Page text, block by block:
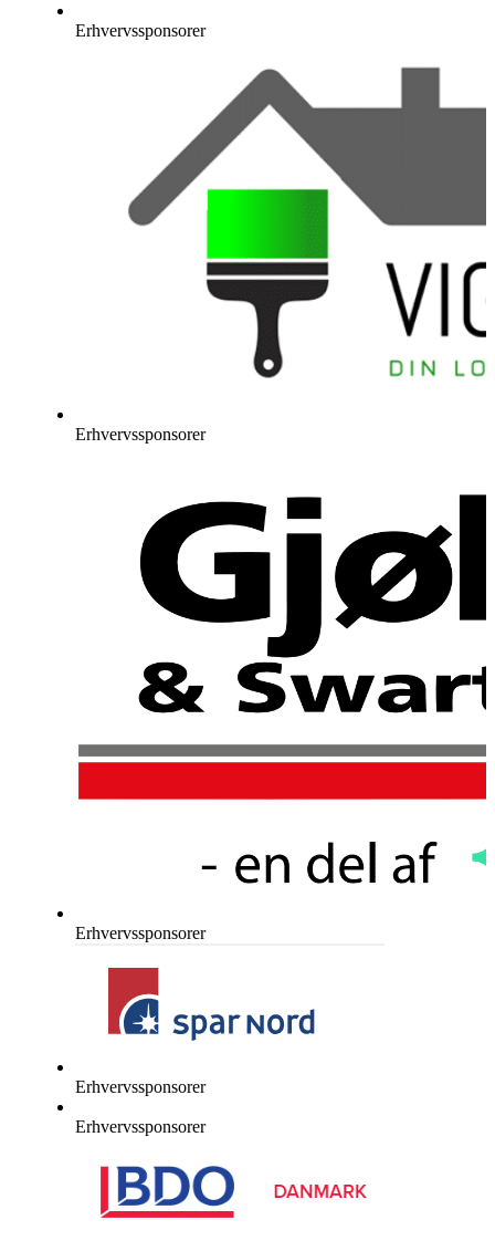
Erhvervssponsorer
Erhvervssponsorer
Erhvervssponsorer
Erhvervssponsorer
Erhvervssponsorer